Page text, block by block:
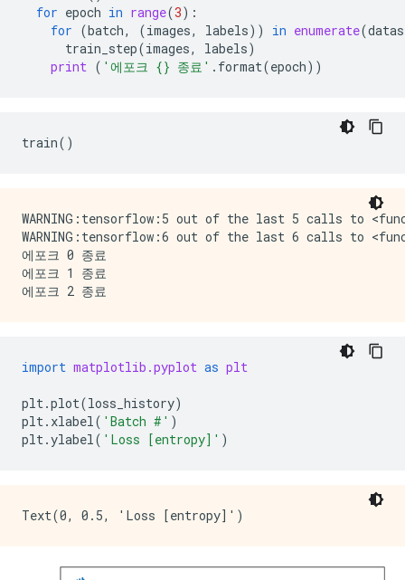
for epoch in range(3):
for (batch, (images, labels)) in enumerate(
train_step(images, labels)
print ( '에포크 {} 종료' . format(epoch))
train()
WARNING:tensorflow:5 out of the last 5 calls to
WARNING:tensorflow:6 out of the last 6 calls to
에포크 0 종료
에포크 1 종료
import matplotlib.pyplot as plt
plt.plot(loss_history)
plt. xlabel( 'Batch #' )
plt.ylabel( 'Loss [entropy]' )